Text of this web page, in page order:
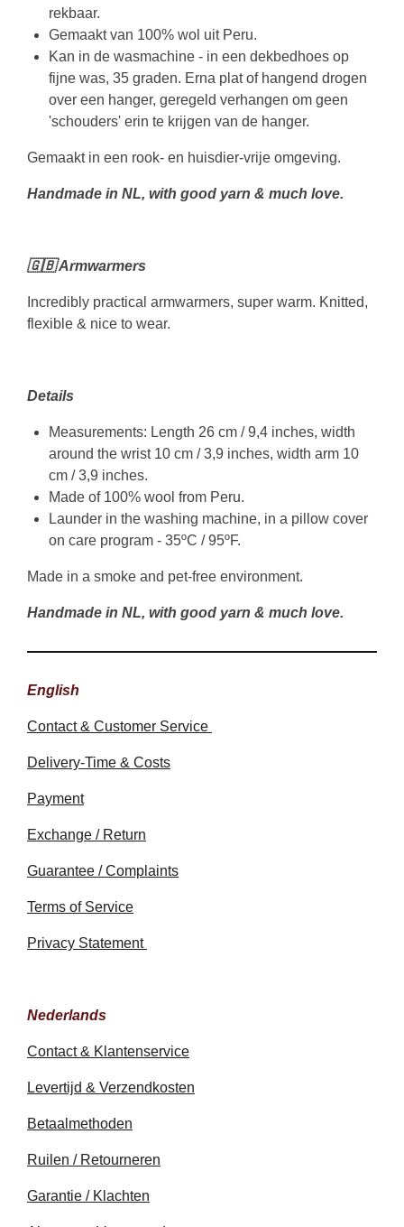
rekbaar.
Gemaakt van 100% wol uit Peru.
Kan in de wasmachine - in een dekbedhoes op
fijne was, 35 graden. Erna plat of hangend drogen
over een hanger, geregeld verhangen om geen
'schouders' erin te krijgen van de hanger.
Gemaakt in een rook- en huisdier-vrije omgeving.
Handmade in NL, with good yarn & much love.
🇬🇧 Armwarmers
Incredibly practical armwarmers, super warm. Knitted,
flexible & nice to wear.
Details
Measurements: Length 26 cm / 9,4 inches, width
around the wrist 10 cm / 3,9 inches, width arm 10
cm / 3,9 inches.
Made of 100% wool from Peru.
Launder in the washing machine, in a pillow cover
on care program - 35ºC / 95ºF.
Made in a smoke and pet-free environment.
Handmade in NL, with good yarn & much love.
English
Contact & Customer Service
Delivery-Time & Costs
Payment
Exchange / Return
Guarantee / Complaints
Terms of Service
Privacy Statement
Nederlands
Contact & Klantenservice
Levertijd & Verzendkosten
Betaalmethoden
Ruilen / Retourneren
Garantie / Klachten